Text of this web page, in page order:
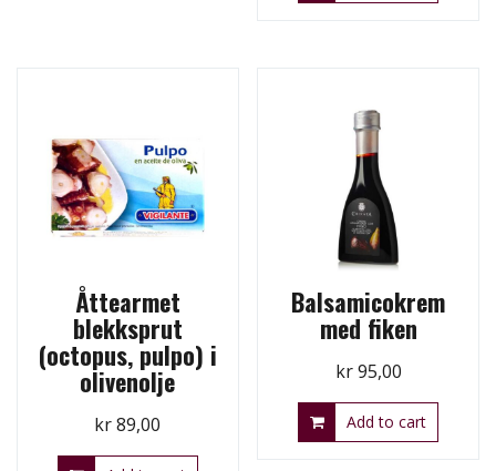
Åttearmet
blekksprut
(octopus, pulpo) i
olivenolje
kr89,00
Balsamicokrem
med fiken
kr95,00
Add to cart